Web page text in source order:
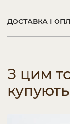
ДОСТАВКА І
З цим
купують